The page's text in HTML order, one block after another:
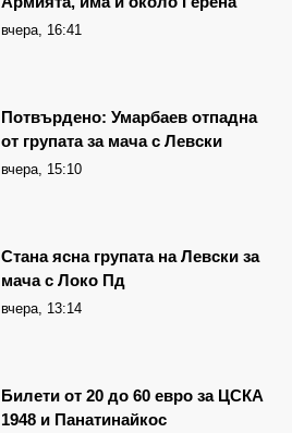
вчера, 16:41
Потвърдено: Умарбаев отпадна
от групата за мача с Левски
вчера, 15:10
Стана ясна групата на Левски за
мача с Локо Пд
вчера, 13:14
Билети от 20 до 60 евро за ЦСКА
1948 и Панатинайкос